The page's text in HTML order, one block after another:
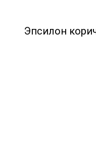
Эпсилон